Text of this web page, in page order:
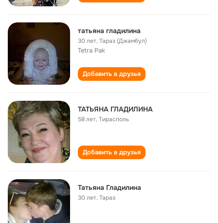
татьяна гладилина
30 лет,Тараз (Джамбул)
Tetra Pak
Добавить в друзья
ТАТЬЯНА ГЛАДИЛИНА
58 лет,Тирасполь
Добавить в друзья
Татьяна Гладилина
30 лет,Тараз